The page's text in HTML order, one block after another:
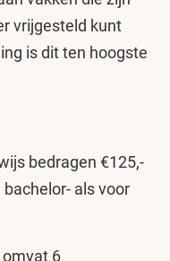
vrijgesteld kunt
is dit ten hoogste
bedragen €125,-
als voor
6